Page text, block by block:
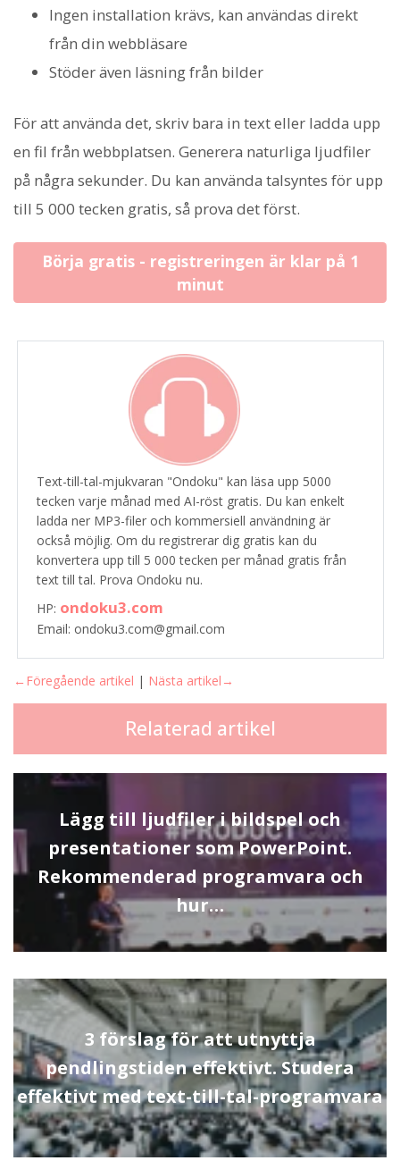
Ingen installation krävs, kan användas direkt
från din webbläsare
Stöder även läsning från bilder
För att använda det, skriv bara in text eller ladda upp
en fil från webbplatsen. Generera naturliga ljudfiler
på några sekunder. Du kan använda talsyntes för upp
till 5 000 tecken gratis, så prova det först.
Börja gratis - registreringen är klar på 1
minut
Text-till-tal-mjukvaran "Ondoku" kan läsa upp 5000
tecken varje månad med AI-röst gratis. Du kan enkelt
ladda ner MP3-filer och kommersiell användning är
också möjlig. Om du registrerar dig gratis kan du
konvertera upp till 5 000 tecken per månad gratis från
text till tal. Prova Ondoku nu.
HP: ondoku3.com
Email: ondoku3.com@gmail.com
←Föregående artikel | Nästa artikel→
Relaterad artikel
Lägg till ljudfiler i bildspel och
presentationer som PowerPoint.
Rekommenderad programvara och
hur…
3 förslag för att utnyttja
pendlingstiden effektivt. Studera
effektivt med text-till-tal-programvara